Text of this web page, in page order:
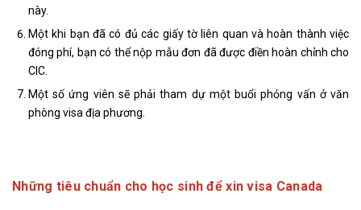
này.
Một khi bạn đã có đủ các giấy tờ liên quan và hoàn thành việc
đóng phí, bạn có thể nộp mẫu đơn đã được điền hoàn chỉnh cho
CIC.
Một số ứng viên sẽ phải tham dự một buổi phỏng vấn ở văn
phòng visa địa phương.
Những tiêu chuẩn cho học sinh để xin visa Canada